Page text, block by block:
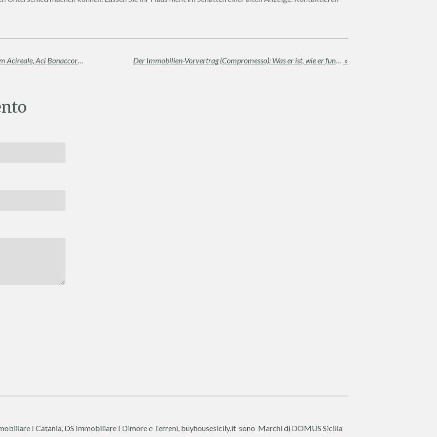
Wohnen zwischen Ätna und Meer: Warum Acireale, Aci Bonaccorsi und die Ätna-Gemeinden am gefragtesten sind Der Immobilien-Vorvertrag (Compromesso): Was er ist, wie er funktioniert und wie er Ihren Kauf schützt »
I Catania, DS Immobiliare I Dimore e Terreni, buyhousesicily.it sono Marchi di DOMUS Sicilia